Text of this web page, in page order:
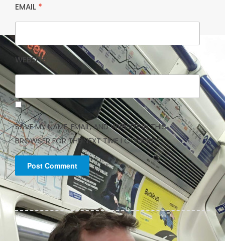
EMAIL *
WEBSITE
SAVE MY NAME, EMAIL, AND WEBSITE IN THIS
BROWSER FOR THE NEXT TIME I COMMENT.